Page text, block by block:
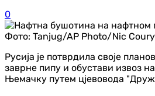
0
Фото: Tanjug/AP Photo/Nic Coury
Русија је потврдила своје
заврне пипу и обустави извоз
Њемачку путем цјевовода